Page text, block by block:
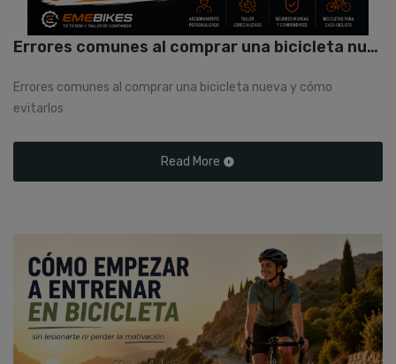
Errores comunes al comprar una bicicleta nueva y cómo evitarlos
Errores comunes al comprar una bicicleta nueva y cómo
evitarlos
Read More